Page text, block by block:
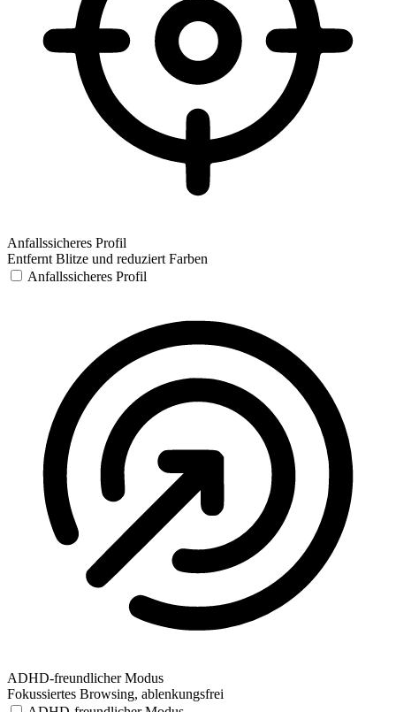
Anfallssicheres Profil
Entfernt Blitze und reduziert Farben
Anfallssicheres Profil
ADHD-freundlicher Modus
Fokussiertes Browsing, ablenkungsfrei